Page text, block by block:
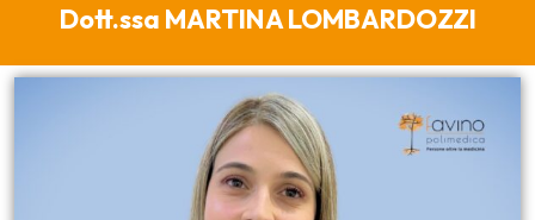
Dott.ssa MARTINA LOMBARDOZZI